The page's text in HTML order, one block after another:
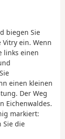
biegen Sie
Vitry ein. Wenn
links einen
einen kleinen
Der Weg
Eichenwaldes.
markiert:
Sie die